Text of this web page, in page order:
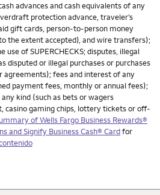
advances and cash equivalents of any
protection advance, traveler’s
gift cards, person-to-person money
the extent accepted), and wire transfers);
use of SUPERCHECKS; disputes, illegal
disputed or illegal purchases or purchases
fees and interest of any
payment fees, monthly or annual fees);
kind (such as bets or wagers
gaming chips, lottery tickets or off-
of Wells Fargo Business Rewards®
and Signify Business Cash® Cardfor